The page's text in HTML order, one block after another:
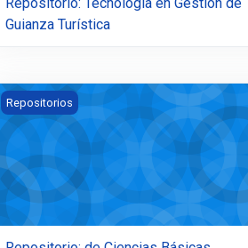
Guianza Turística
Repositorio: de Ciencias Básicas
Repositorios